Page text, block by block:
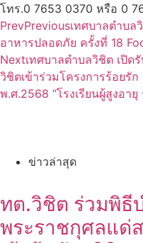
โทร.0 7653 0370 หรือ 0
PrevPreviousเทศบาลตำบ
อาหารปลอดภัย ครั้งที่ 18
Nextเทศบาลตำบลวิชิต เปิด
วิชิตเข้าร่วมโครงการร้อยรั
พ.ศ.2568 “โรงเรียนผู้สูงอายุ
ข่าวล่าสุด
ทต.วิชิต ร่วมพิธี
พระราชกุศลแด่